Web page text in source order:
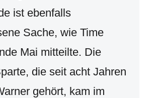
ist ebenfalls
Sache, wie Time
Mai mitteilte. Die
die seit acht Jahren
gehört, kam im